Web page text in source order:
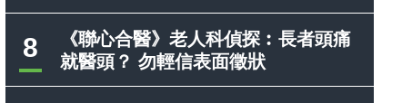
8
《聯心合醫》老人科偵探︰長者頭痛
就醫頭？ 勿輕信表面徵狀